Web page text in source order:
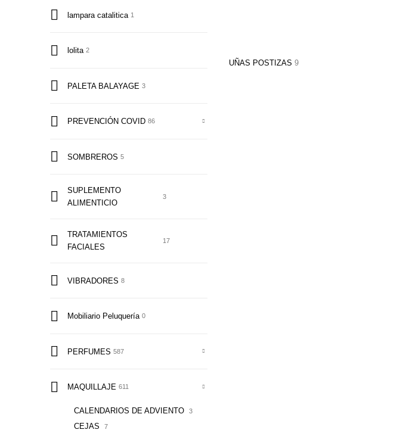
lampara catalitica 1
lolita 2
PALETA BALAYAGE 3
PREVENCIÓN COVID 86
SOMBREROS 5
SUPLEMENTO
ALIMENTICIO
3
TRATAMIENTOS
FACIALES
17
VIBRADORES 8
Mobiliario Peluquería 0
PERFUMES 587
MAQUILLAJE 611
CALENDARIOS DE ADVIENTO 3
CEJAS 7
UÑAS POSTIZAS 9